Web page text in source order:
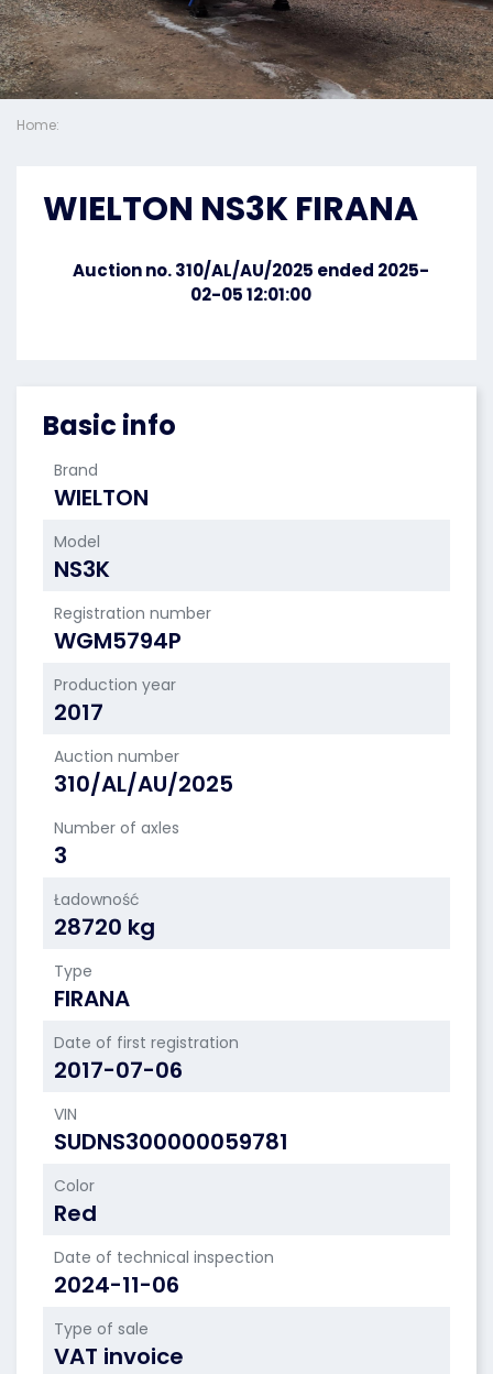
Home:
Basic info
Brand
WIELTON
Model
NS3K
Registration number
WGM5794P
Production year
2017
Auction number
310/AL/AU/2025
Number of axles
3
Ładowność
28720 kg
Type
FIRANA
Date of first registration
2017-07-06
VIN
SUDNS300000059781
Color
Red
Date of technical inspection
2024-11-06
Type of sale
VAT invoice
WIELTON NS3K FIRANA
Auction no. 310/AL/AU/2025 ended 2025-
02-05 12:01:00